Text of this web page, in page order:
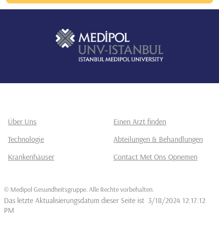
Über Uns
Einen Arzt finden
Technologie
Abteilungen & Behandlungen
Krankenhäuser
Contact Met Ons Opnemen
© Medipol Gesundheitsgruppe. Alle Rechte vorbehalten.
Das letzte Aktualisierungsdatum dieser Seite ist 3/18/2024 12:17:12
PM